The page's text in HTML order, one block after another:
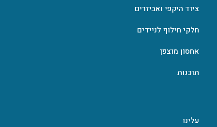
ציוד היקפי ואביזרים
חלקי חילוף לניידים
אחסון מוצפן
תוכנות
עלינו